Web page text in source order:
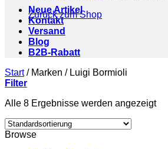
Zurück zum Shop
Neue Artikel
Kontakt
Versand
Blog
B2B-Rabatt
Start /Marken /Luigi Bormioli
Filter
Alle 8 Ergebnisse werden angezeigt
Browse